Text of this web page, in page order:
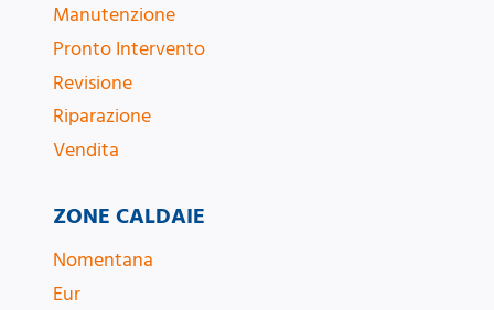
Manutenzione
Pronto Intervento
Revisione
Riparazione
Vendita
ZONE CALDAIE
Nomentana
Eur